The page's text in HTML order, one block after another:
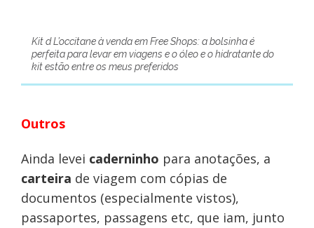
Kit d L’occitane à venda em Free Shops: a bolsinha é
perfeita para levar em viagens e o óleo e o hidratante do
kit estão entre os meus preferidos
Outros
Ainda levei caderninho para anotações, a
carteira de viagem com cópias de
documentos (especialmente vistos),
passaportes, passagens etc, que iam, junto